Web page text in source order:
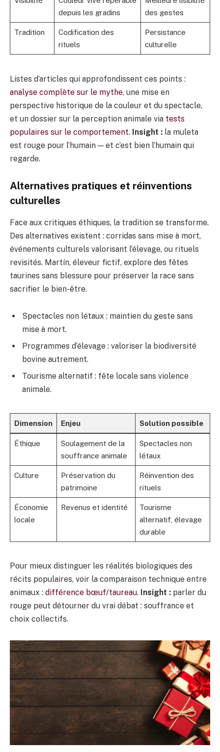
depuis les gradins
des gestes
Tradition
Codification des
rituels
Persistance
culturelle
Listes d’articles qui approfondissent ces points :
analyse complète sur le mythe, une mise en
perspective historique de la couleur et du spectacle,
et un dossier sur la perception animale via tests
populaires sur le comportement. Insight : la muleta
est rouge pour l’humain — et c’est bien l’humain qui
regarde.
Alternatives pratiques et réinventions
culturelles
Face aux critiques éthiques, la tradition se transforme.
Des alternatives existent : corridas sans mise à mort,
événements culturels valorisant l’élevage, ou rituels
revisités. Martín, éleveur fictif, explore des fêtes
taurines sans blessure pour préserver la race sans
sacrifier le bien-être.
Spectacles non létaux : maintien du geste sans
mise à mort.
Programmes d’élevage : valoriser la biodiversité
bovine autrement.
Tourisme alternatif : fête locale sans violence
animale.
Dimension Enjeu Solution possible
Éthique
Soulagement de la
souffrance animale
Spectacles non
létaux
Culture
Préservation du
patrimoine
Réinvention des
rituels
Économie
locale
Revenus et identité
Tourisme
alternatif, élevage
durable
Pour mieux distinguer les réalités biologiques des
récits populaires, voir la comparaison technique entre
animaux : différence bœuf/taureau. Insight : parler du
rouge peut détourner du vrai débat : souffrance et
choix collectifs.